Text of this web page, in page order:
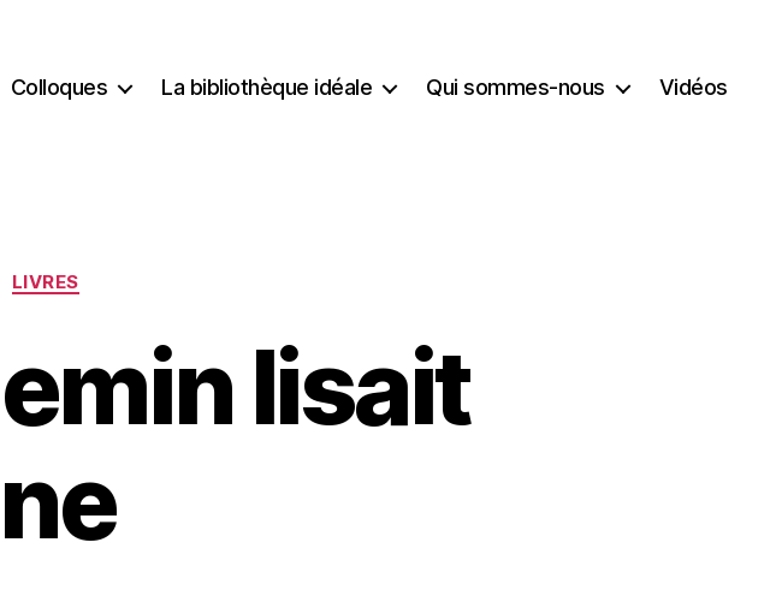
Colloques La bibliothèque idéale Qui sommes-nous Vidéos
LIVRES
lisait